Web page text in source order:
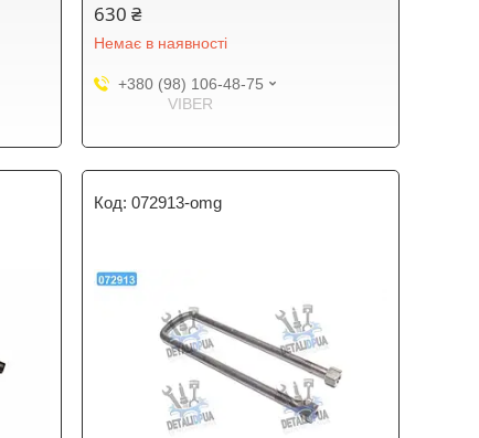
630 ₴
Немає в наявності
+380 (98) 106-48-75
VIBER
072913-omg